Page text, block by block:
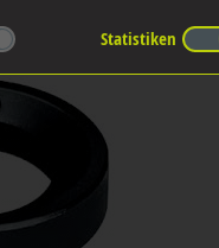
Statistiken